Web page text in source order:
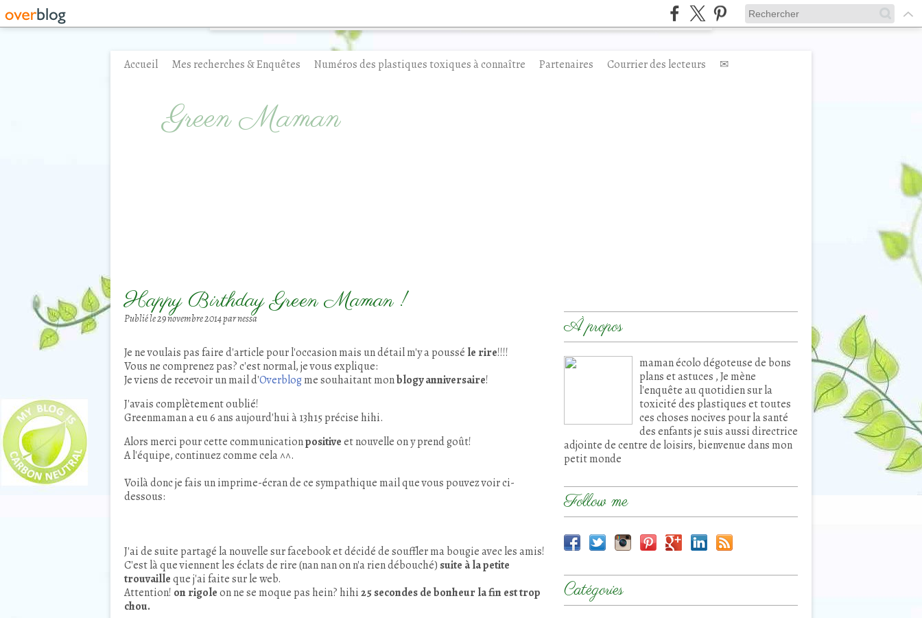
Green Maman
Accueil Mes recherches & Enquêtes Numéros des plastiques toxiques à connaître Partenaires Courrier des lecteurs
✉
Happy Birthday Green Maman !
Publié le29 novembre 2014par nessa
Je ne voulais pas faire d'article pour l'occasion mais un détail m'y a poussé le rire!!!!
Vous ne comprenez pas? c'est normal, je vous explique:
Je viens de recevoir un mail d'Overblogme souhaitant monblogy anniversaire!
J'avais complètement oublié!
Greenmaman a eu 6 ans aujourd'hui à 13h15 précise hihi.
Alors merci pour cette communicationpositiveet nouvelle on y prend goût!
A l'équipe, continuez comme cela ^^.
Voilà donc je fais un imprime-écran de ce sympathique mail que vous pouvez voir ci-
dessous:
J'ai de suite partagé la nouvelle sur facebook et décidé de souffler ma bougie avec les amis!
C'est là que viennent les éclats de rire (nan nan on n'a rien débouché) suite à la petite
trouvailleque j'ai faite sur le web.
Attention! on rigoleon ne se moque pas hein? hihi25 secondes de bonheur la fin est trop
chou.
À propos
maman écolo dégoteuse de bons
plans et astuces , Je mène
l'enquête au quotidien sur la
toxicité des plastiques et toutes
ces choses nocives pour la santé
des enfants je suis aussi directrice
adjointe de centre de loisirs, bienvenue dans mon
petit monde
Follow me
Catégories